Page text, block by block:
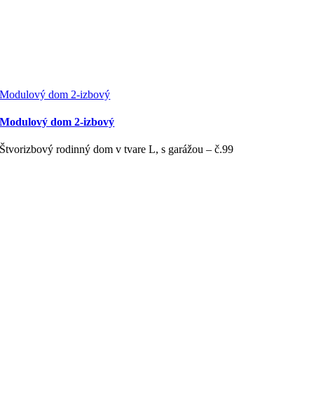
Modulový dom 2-izbový
Modulový dom 2-izbový
Štvorizbový rodinný dom v tvare L, s garážou – č.99